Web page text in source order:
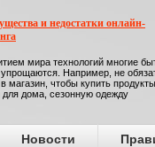
и недостатки онлайн-
мира технологий многие
упрощаются. Например, не
магазин, чтобы купить продукты,
для дома, сезонную одежду
Новости